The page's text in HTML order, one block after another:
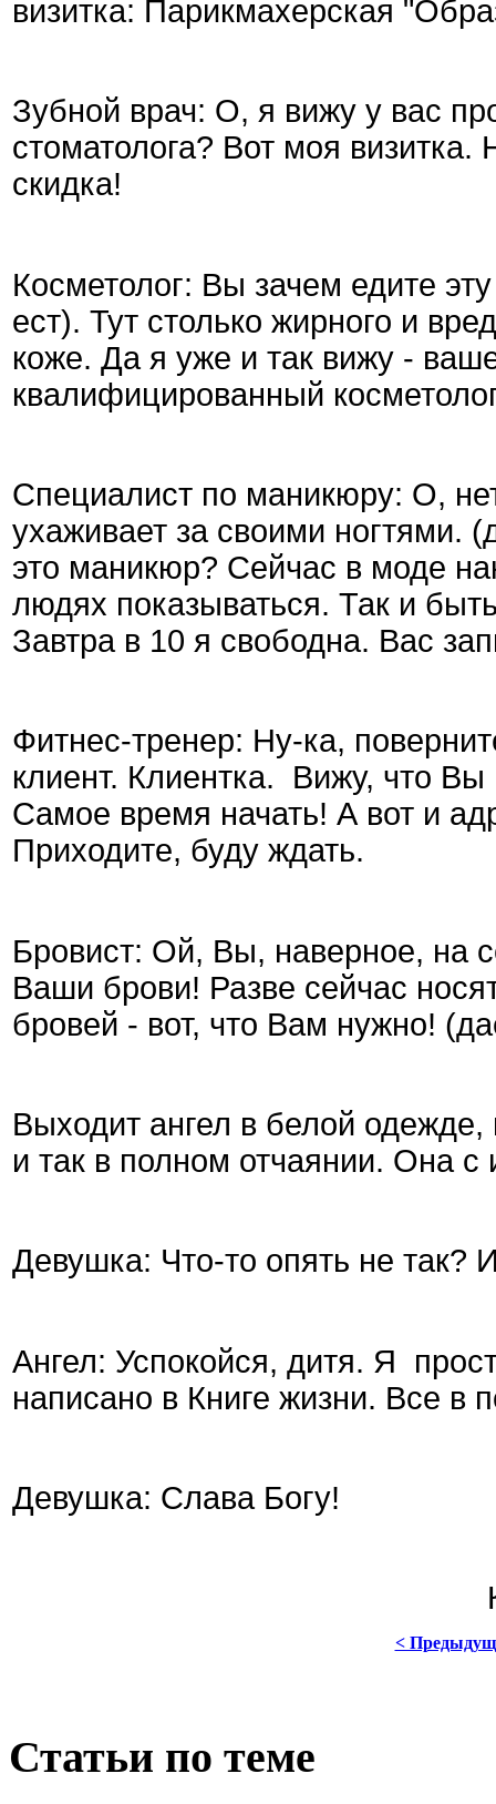
визитка: Парикмахерская
Зубной врач: О, я вижу у вас
стоматолога? Вот моя
скидка!
Косметолог: Вы зачем едите
ест). Тут столько жирного и
коже. Да я уже и так вижу -
квалифицированный
Специалист по маникюру: О,
ухаживает за своими ногтями.
это маникюр? Сейчас в моде
людях показываться. Так и
Завтра в 10 я свободна. Вас
Фитнес-тренер: Ну-ка,
клиент. Клиентка. Вижу, что
Самое время начать! А вот и
Приходите, буду ждать.
Бровист: Ой, Вы, наверное, на
Ваши брови! Разве сейчас
бровей - вот, что Вам нужно!
Выходит ангел в белой
и так в полном отчаянии. Она с
Девушка: Что-то опять не так?
Ангел: Успокойся, дитя. Я
написано в Книге жизни. Все в
Девушка: Слава Богу!
<
Статьи по теме